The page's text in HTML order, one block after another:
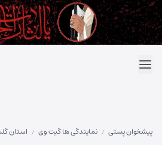
پیشخوان پستی / نمایندگی ها گیت وی / استان